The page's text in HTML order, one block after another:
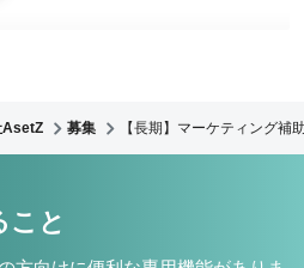
AsetZ 募集 【長期】マーケティング補
こと